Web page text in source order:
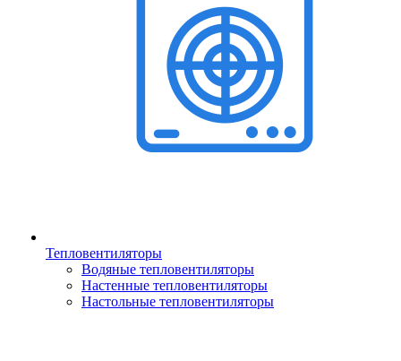
Тепловентиляторы
Водяные тепловентиляторы
Настенные тепловентиляторы
Настольные тепловентиляторы